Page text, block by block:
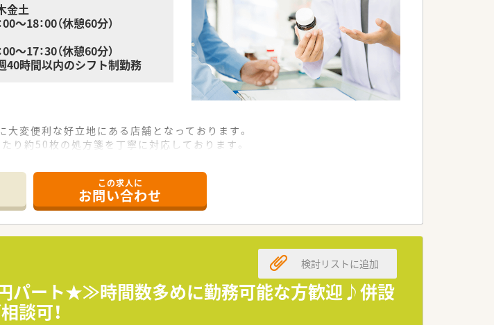
金土
00～18：00（休憩60分）
00～17：30（休憩60分）
40時間以内のシフト制勤務
変便利な好立地にある店舗となっております。
り約50枚の処方箋を丁寧に対応しております。
く挨拶ができるコミュニケーション力を重視します。
務に取り組める協調性のある方が理想となります。
様とのふれあいと思いやりを大切にしています。
ザーとして、身近な薬局であり続けたい考えです。
がとうという感謝の気持ちを忘れないことです。
この求人に
お問い合わせ
パート★≫時間数多めに勤務可能な方歓迎♪併設
談可！
検討リストに追加